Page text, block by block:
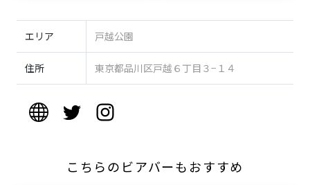
エリア 戸越公園
住所 東京都品川区戸越６丁目３−１４
こちらのビアバーもおすすめ